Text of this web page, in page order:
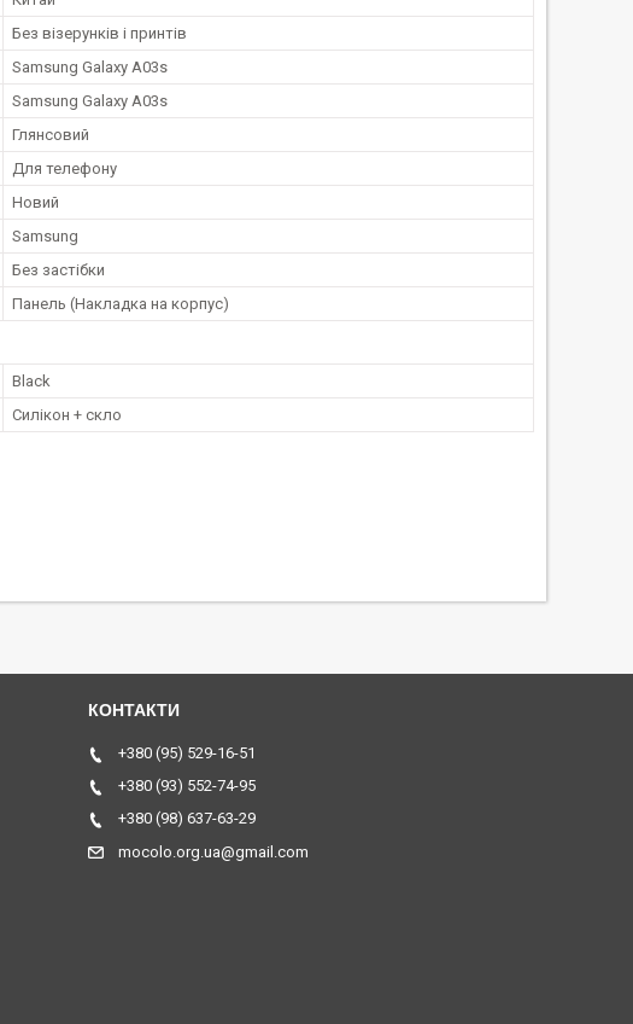
Без візерунків і принтів
Samsung Galaxy A03s
Samsung Galaxy A03s
Глянсовий
Для телефону
Новий
Samsung
Без застібки
Панель (Накладка на корпус)
Black
Силікон + скло
+380 (95) 529-16-51
+380 (93) 552-74-95
+380 (98) 637-63-29
mocolo.org.ua@gmail.com